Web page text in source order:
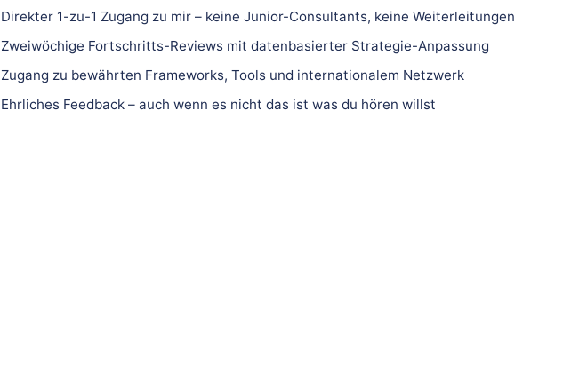
Direkter 1-zu-1 Zugang zu mir – keine Junior-Consultants, keine Weiterleitungen
Zweiwöchige Fortschritts-Reviews mit datenbasierter Strategie-Anpassung
Zugang zu bewährten Frameworks, Tools und internationalem Netzwerk
Ehrliches Feedback – auch wenn es nicht das ist was du hören willst